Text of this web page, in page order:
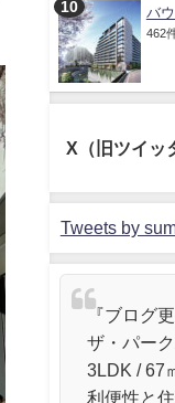
バ
462
X（旧ツイッ
Tweets by
『ブログ更
ザ・パー
3LDK / 67
利便性と